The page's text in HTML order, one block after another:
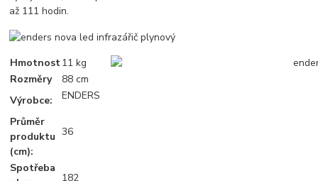
až 111 hodin.
Hmotnost11 kg
Rozměry
88 cm
Výrobce:
ENDERS
Průměr
produktu
(cm):
36
Spotřeba
182